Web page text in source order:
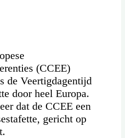
(CCEE)
de Veertigdagentijd
door heel Europa.
dat de CCEE een
gericht op